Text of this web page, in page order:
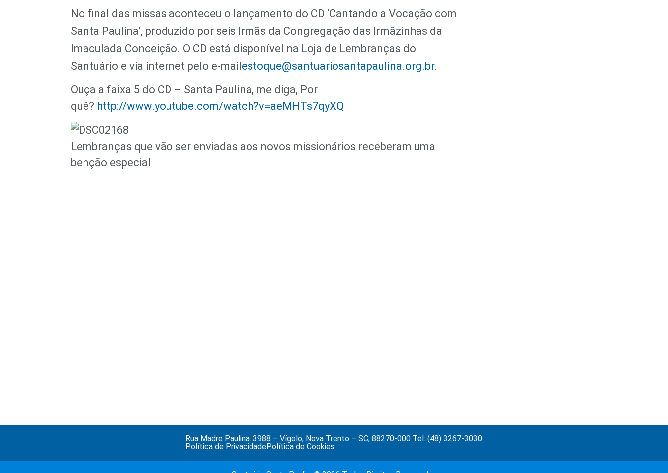
No final das missas aconteceu o lançamento do CD ‘Cantando a Vocação com
Santa Paulina’, produzido por seis Irmãs da Congregação das Irmãzinhas da
Imaculada Conceição. O CD está disponível na Loja de Lembranças do
Santuário e via internet pelo e-mailestoque@santuariosantapaulina.org.br.
Ouça a faixa 5 do CD – Santa Paulina, me diga, Por
quê? http://www.youtube.com/watch?v=aeMHTs7qyXQ
Lembranças que vão ser enviadas aos novos missionários receberam uma
benção especial
Rua Madre Paulina, 3988 – Vígolo, Nova Trento – SC, 88270-000 Tel: (48) 3267-3030
Política de PrivacidadePolítica de Cookies